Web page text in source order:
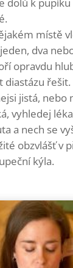
místě
dva
opravdu
diastázu řešit.
jistá, nebo
vyhledej
a nech se
obzvlášť v
kýla.